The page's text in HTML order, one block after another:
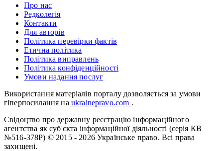
Про нас
Редколегія
Контакти
Для авторів
Політика перевірки фактів
Етична політика
Політика виправлень
Політика конфіденційності
Умови надання послуг
Використання матеріалів порталу дозволяється за умови
гіперпосилання на ukrainepravo.com .
Свідоцтво про державну реєстрацію інформаційного
агентства як суб'єкта інформаційної діяльності (серія КВ
№516-378Р) © 2015 - 2026 Українське право. Всі права
захищені.